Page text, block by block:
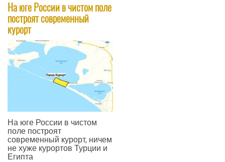
На юге России в чистом поле
построят современный
курорт
На юге России в чистом
поле построят
современный курорт, ничем
не хуже курортов Турции и
Египта